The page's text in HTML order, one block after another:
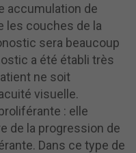
accumulation de
les couches de la
sera beaucoup
a été établi très
ne soit
visuelle.
: elle
de la progression de
Dans ce type de